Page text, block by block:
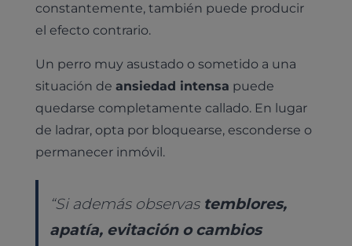
constantemente, también puede producir
el efecto contrario.
Un perro muy asustado o sometido a una
situación de ansiedad intensa puede
quedarse completamente callado. En lugar
de ladrar, opta por bloquearse, esconderse o
permanecer inmóvil.
“Si además observas temblores,
apatía, evitación o cambios